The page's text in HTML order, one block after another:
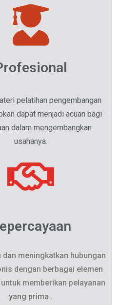
pelatihan pengembangan
dapat menjadi acuan bagi
dalam mengembangkan
usahanya.
dan meningkatkan hubungan
dengan berbagai elemen
memberikan pelayanan
yang prima .